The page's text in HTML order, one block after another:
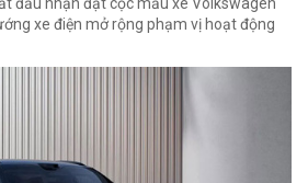
đầu nhận đặt cọc mẫu xe Volkswagen
xe điện mở rộng phạm vị hoạt động